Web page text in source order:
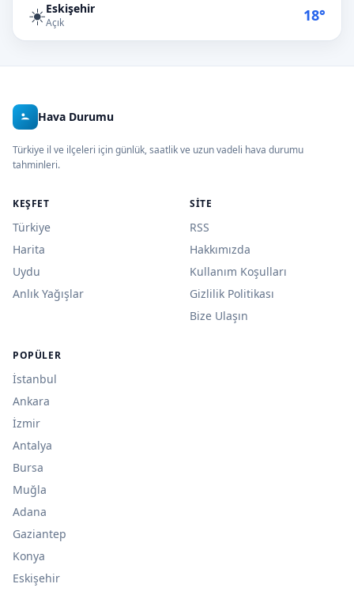
☀️Eskişehir
Açık 18°
Hava Durumu
Türkiye il ve ilçeleri için günlük, saatlik ve uzun vadeli hava durumu
tahminleri.
KEŞFET
Türkiye
Harita
Uydu
Anlık Yağışlar
SITE
RSS
Hakkımızda
Kullanım Koşulları
Gizlilik Politikası
Bize Ulaşın
POPÜLER
İstanbul
Ankara
İzmir
Antalya
Bursa
Muğla
Adana
Gaziantep
Konya
Eskişehir